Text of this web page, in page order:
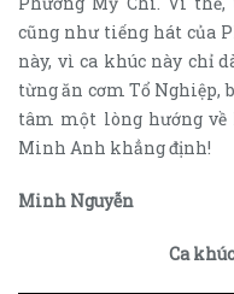
cũng như tiếng hát của
này, vì ca khúc này chỉ
từng ăn cơm Tổ Nghiệp,
tâm một lòng hướng về
Minh Anh khẳng định!
Minh Nguyễn
Ca